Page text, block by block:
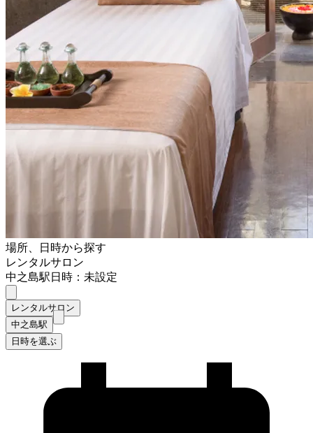
場所、日時から探す
レンタルサロン
中之島駅日時：未設定
レンタルサロン
中之島駅
日時を選ぶ